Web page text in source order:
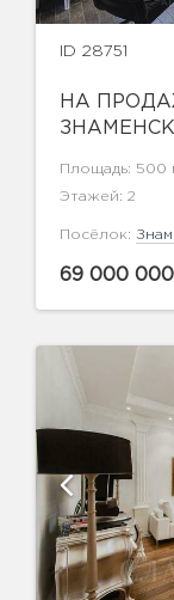
ID 28751
НА
Площадь: 500
Этажей: 2
Посёлок:
69 000 000